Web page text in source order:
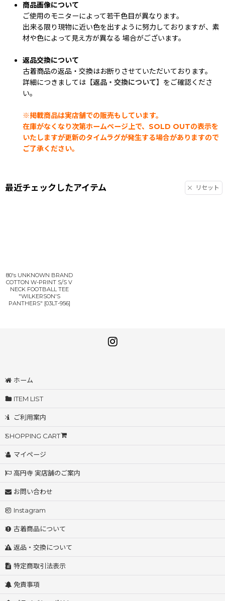
商品画像について
ご使用のモニターによって若干色目が異なります。
出来る限り現物に近い色を出すように努力しておりますが、素
材や色によって見え方が異なる 場合がございます。
返品交換について
古着商品の返品・交換はお断りさせていただいております。
詳細につきましては 【返品・交換について】 をご確認くださ
い。
※掲載商品は実店舗での販売もしています。
在庫がなくなり次第ホームページ上で、SOLD OUTの表示を
いたしますが更新のタイムラグが発生する場合がありますので
ご了承ください。
最近チェックしたアイテム リセット
80's UNKNOWN BRAND
COTTON W-PRINT S/S V
NECK FOOTBALL TEE
"WILKERSON'S
PANTHERS" [03LT-956]
ホーム
ITEM LIST
ご利用案内
SHOPPING CART
マイページ
高円寺 実店舗のご案内
お問い合わせ
Instagram
古着商品について
返品・交換について
特定商取引法表示
免責事項